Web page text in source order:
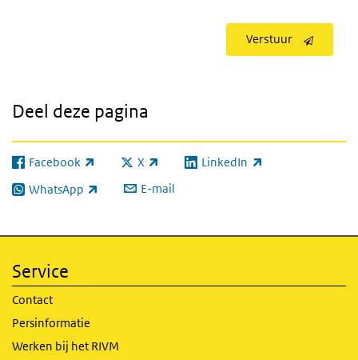
Verstuur
Deel deze pagina
Facebook
(externe link) X
(externe link) LinkedIn
(externe link)
WhatsApp
(externe link) E-mail
Service
Contact
Persinformatie
Werken bij het RIVM